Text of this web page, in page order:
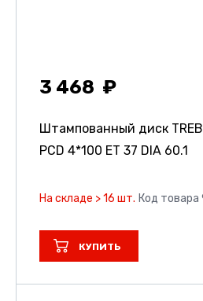
3 468
Штампованный диск
PCD 4*100 ET 37 DIA 60.1
На складе > 16 шт. Код
КУПИТЬ